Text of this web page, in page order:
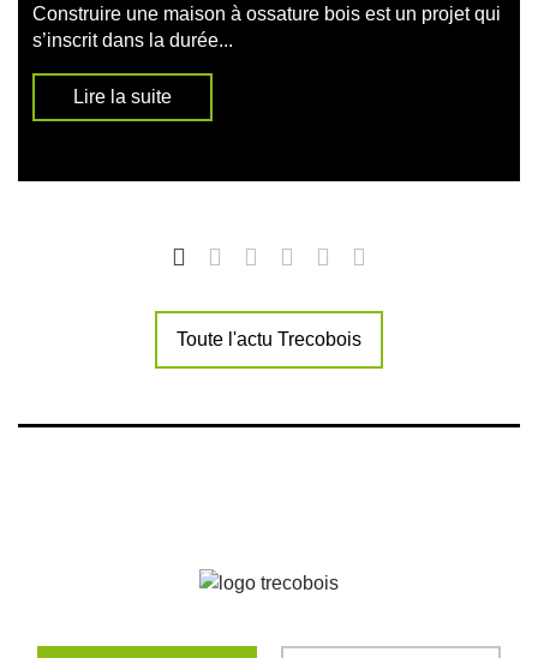
Construire une maison à ossature bois est un projet qui
s’inscrit dans la durée...
Lire la suite
Toute l'actu Trecobois